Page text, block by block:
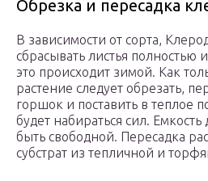
Обрезка и пересадка
В зависимости от сорта,
сбрасывать листья полностью
это происходит зимой. Как
растение следует обрезать,
горшок и поставить в теплое
будет набираться сил.
быть свободной. Пересадка
субстрат из тепличной и